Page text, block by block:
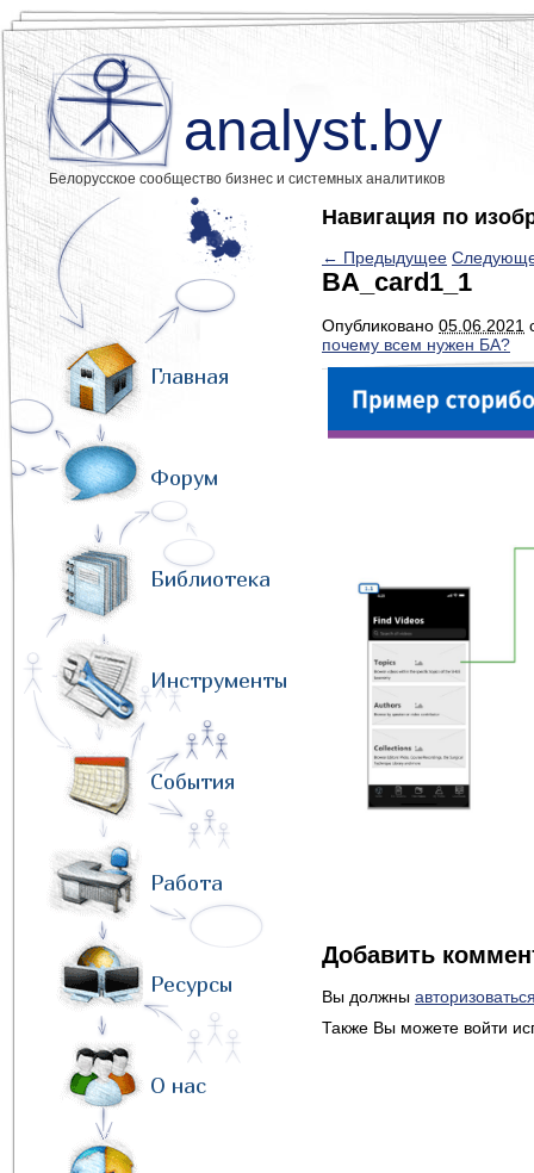
analyst.by
Белорусское сообщество бизнес и системных аналитиков
Главная
Форум
Библиотека
Инструменты
События
Работа
Ресурсы
О нас
Навигация по
← Предыдущее
BA_card1_1
Опубликовано 05.06.2021
почему всем нужен БА?
Добавить
Вы должны
Также Вы можете войти